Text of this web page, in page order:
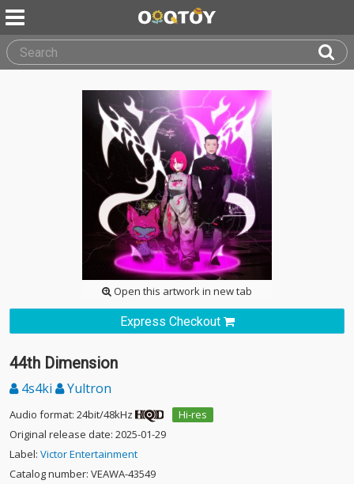
Open this artwork in new tab
Express Checkout
44th Dimension
4s4ki Yultron
Audio format: 24bit/48kHz
Hi-res
Original release date: 2025-01-29
Label: Victor Entertainment
Catalog number: VEAWA-43549